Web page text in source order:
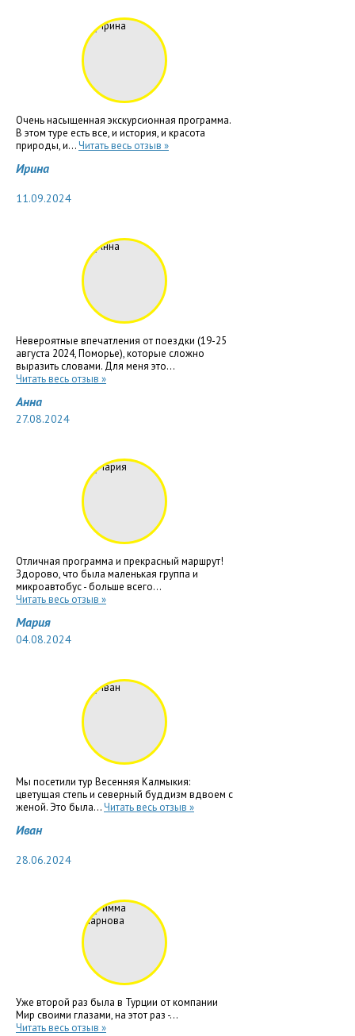
Очень насыщенная экскурсионная программа.
В этом туре есть все, и история, и красота
природы, и...Читать весь отзыв »
Ирина
11.09.2024
Невероятные впечатления от поездки (19-25
августа 2024, Поморье), которые сложно
выразить словами. Для меня это...
Читать весь отзыв »
Анна
27.08.2024
Отличная программа и прекрасный маршрут!
Здорово, что была маленькая группа и
микроавтобус - больше всего...
Читать весь отзыв »
Мария
04.08.2024
Мы посетили тур Весенняя Калмыкия:
цветущая степь и северный буддизм вдвоем с
женой. Это была...Читать весь отзыв »
Иван
28.06.2024
Уже второй раз была в Турции от компании
Мир своими глазами, на этот раз -...
Читать весь отзыв »